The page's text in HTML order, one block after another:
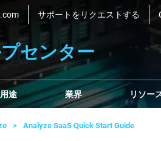
サポートをリクエストする
センター
用途 業界 リソー
Analyze SaaS Quick Start Guide